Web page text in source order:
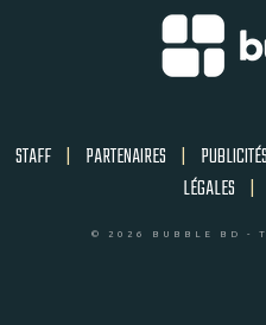
STAFF | PARTENAIRES |
LÉGALES |
© 2026 BUBBLE BD -